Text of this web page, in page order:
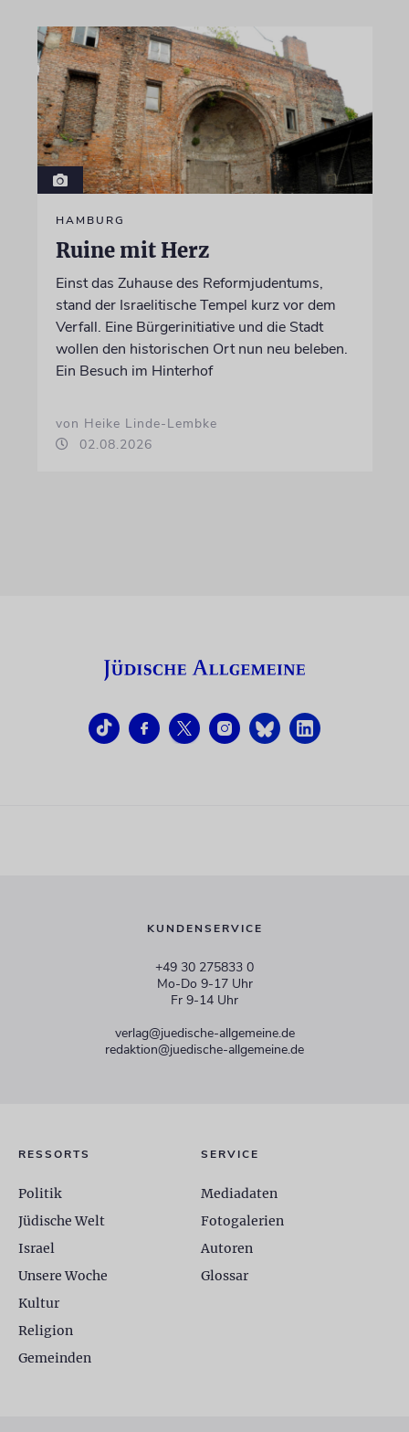
HAMBURG
Ruine mit Herz
Einst das Zuhause des Reformjudentums,
stand der Israelitische Tempel kurz vor dem
Verfall. Eine Bürgerinitiative und die Stadt
wollen den historischen Ort nun neu beleben.
Ein Besuch im Hinterhof
von Heike Linde-Lembke
02.08.2026
KUNDENSERVICE
+49 30 275833 0
Mo-Do 9-17 Uhr
Fr 9-14 Uhr
verlag@juedische-allgemeine.de
redaktion@juedische-allgemeine.de
RESSORTS
Politik
Jüdische Welt
Israel
Unsere Woche
Kultur
Religion
Gemeinden
SERVICE
Mediadaten
Fotogalerien
Autoren
Glossar